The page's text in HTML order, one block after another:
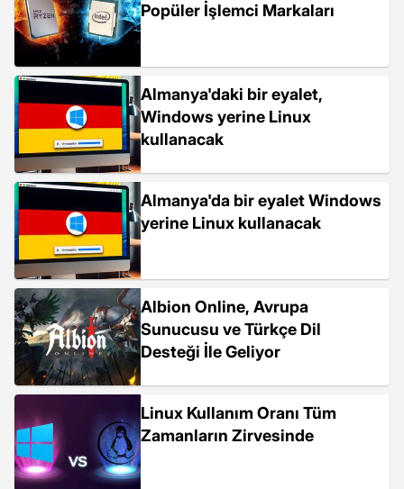
Popüler İşlemci Markaları
Almanya'daki bir eyalet,
Windows yerine Linux
kullanacak
Almanya'da bir eyalet Windows
yerine Linux kullanacak
Albion Online, Avrupa
Sunucusu ve Türkçe Dil
Desteği İle Geliyor
Linux Kullanım Oranı Tüm
Zamanların Zirvesinde